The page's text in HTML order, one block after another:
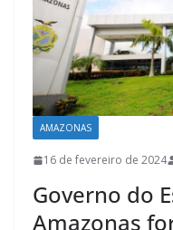
AMAZONAS
16 de fevereiro de 2024
Governo do
Amazonas